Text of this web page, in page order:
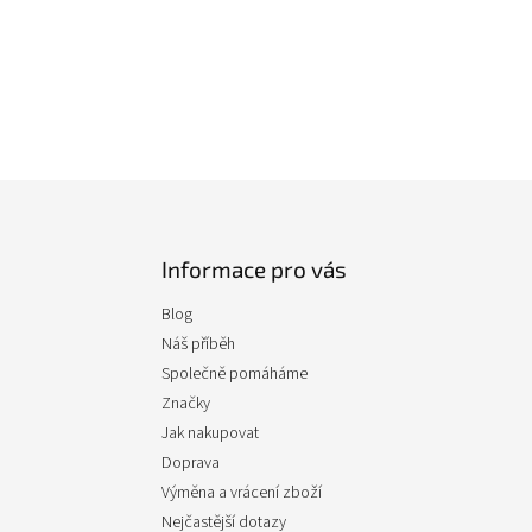
Informace pro vás
Blog
Náš příběh
Společně pomáháme
Značky
Jak nakupovat
Doprava
Výměna a vrácení zboží
Nejčastější dotazy